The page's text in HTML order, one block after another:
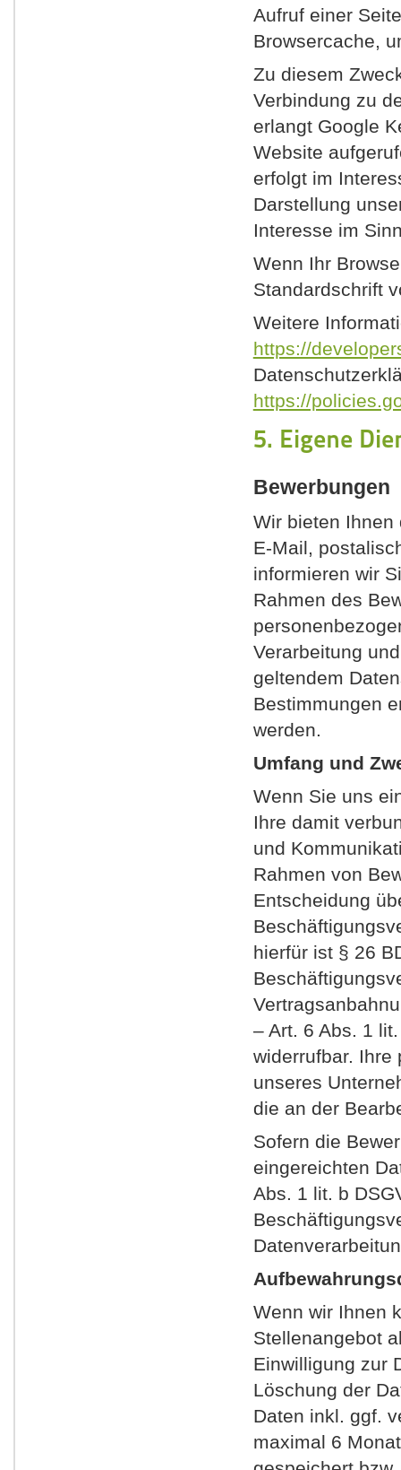
Aufruf einer
Browsercache,
Zu diesem
Verbindung zu
erlangt Google
Website
erfolgt im
Darstellung
Interesse im
Wenn Ihr
Standardschrift
Weitere
https://
https://
5. Eigene
Bewerbungen
Wir bieten Ihnen
E-Mail,
informieren wir
Rahmen des
Verarbeitung
geltendem
Bestimmungen
werden.
Umfang und
Wenn Sie uns
Ihre damit
und
Rahmen von
Entscheidung
hierfür ist § 26
– Art. 6 Abs. 1
widerrufbar. Ihre
unseres
die an der
Sofern die
eingereichten
Abs. 1 lit. b
Wenn wir Ihnen
Stellenangebot
Einwilligung zur
Löschung der
Daten inkl. ggf.
maximal 6